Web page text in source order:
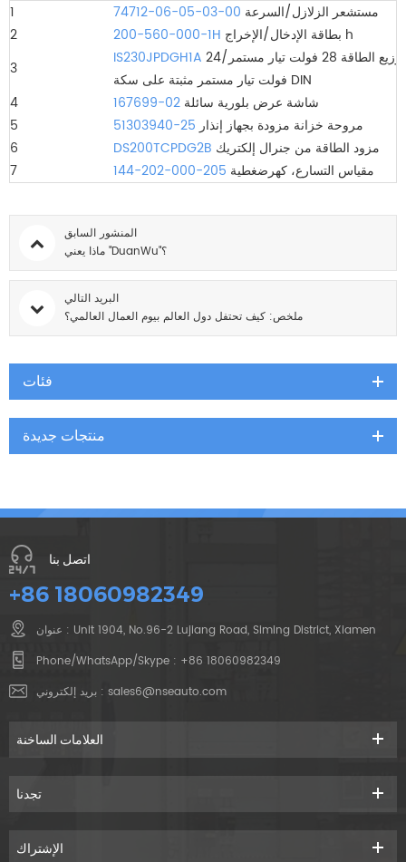
1
74712-06-05-03-00 مستشعر الزلازل/السرعة
2
200-560-000-1H
بطاقة الإدخال/الإخراج h
3
IS230JPDGH1A وحدة توزيع الطاقة 28 فولت تيار مستمر/24
فولت تيار مستمر مثبتة على سكة DIN
4
167699-02 شاشة عرض بلورية سائلة
5
51303940-25 مروحة خزانة مزودة بجهاز إنذار
6
DS200TCPDG2B مزود الطاقة من جنرال إلكتريك
7
144-202-000-205 مقياس التسارع، كهرضغطية
المنشور السابق
ماذا يعني "DuanWu"؟
البريد التالي
ملخص: كيف تحتفل دول العالم بيوم العمال العالمي؟
فئات
منتجات جديدة
اتصل بنا
+86 18060982349
عنوان : Unit 1904, No.96-2 Lujiang Road, Siming District, Xiamen
Phone/WhatsApp/Skype : +86 18060982349
بريد إلكتروني : sales6@nseauto.com
العلامات الساخنة
تجدنا
الإشتراك